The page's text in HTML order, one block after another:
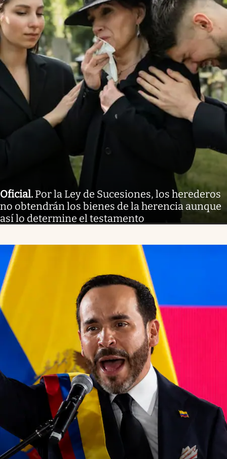
Oficial. Por la Ley de Sucesiones, los herederos
no obtendrán los bienes de la herencia aunque
así lo determine el testamento